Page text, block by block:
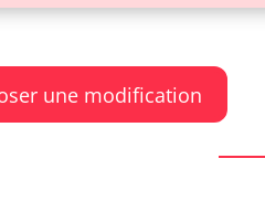
une modification